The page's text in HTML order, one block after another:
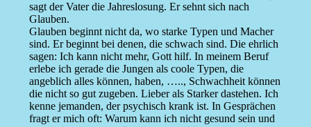
sagt der Vater die Jahreslosung. Er sehnt sich nach
Glauben.
Glauben beginnt nicht da, wo starke Typen und Macher
sind. Er beginnt bei denen, die schwach sind. Die ehrlich
sagen: Ich kann nicht mehr, Gott hilf. In meinem Beruf
erlebe ich gerade die Jungen als coole Typen, die
angeblich alles können, haben, ….., Schwachheit können
die nicht so gut zugeben. Lieber als Starker dastehen. Ich
kenne jemanden, der psychisch krank ist. In Gesprächen
fragt er mich oft: Warum kann ich nicht gesund sein und